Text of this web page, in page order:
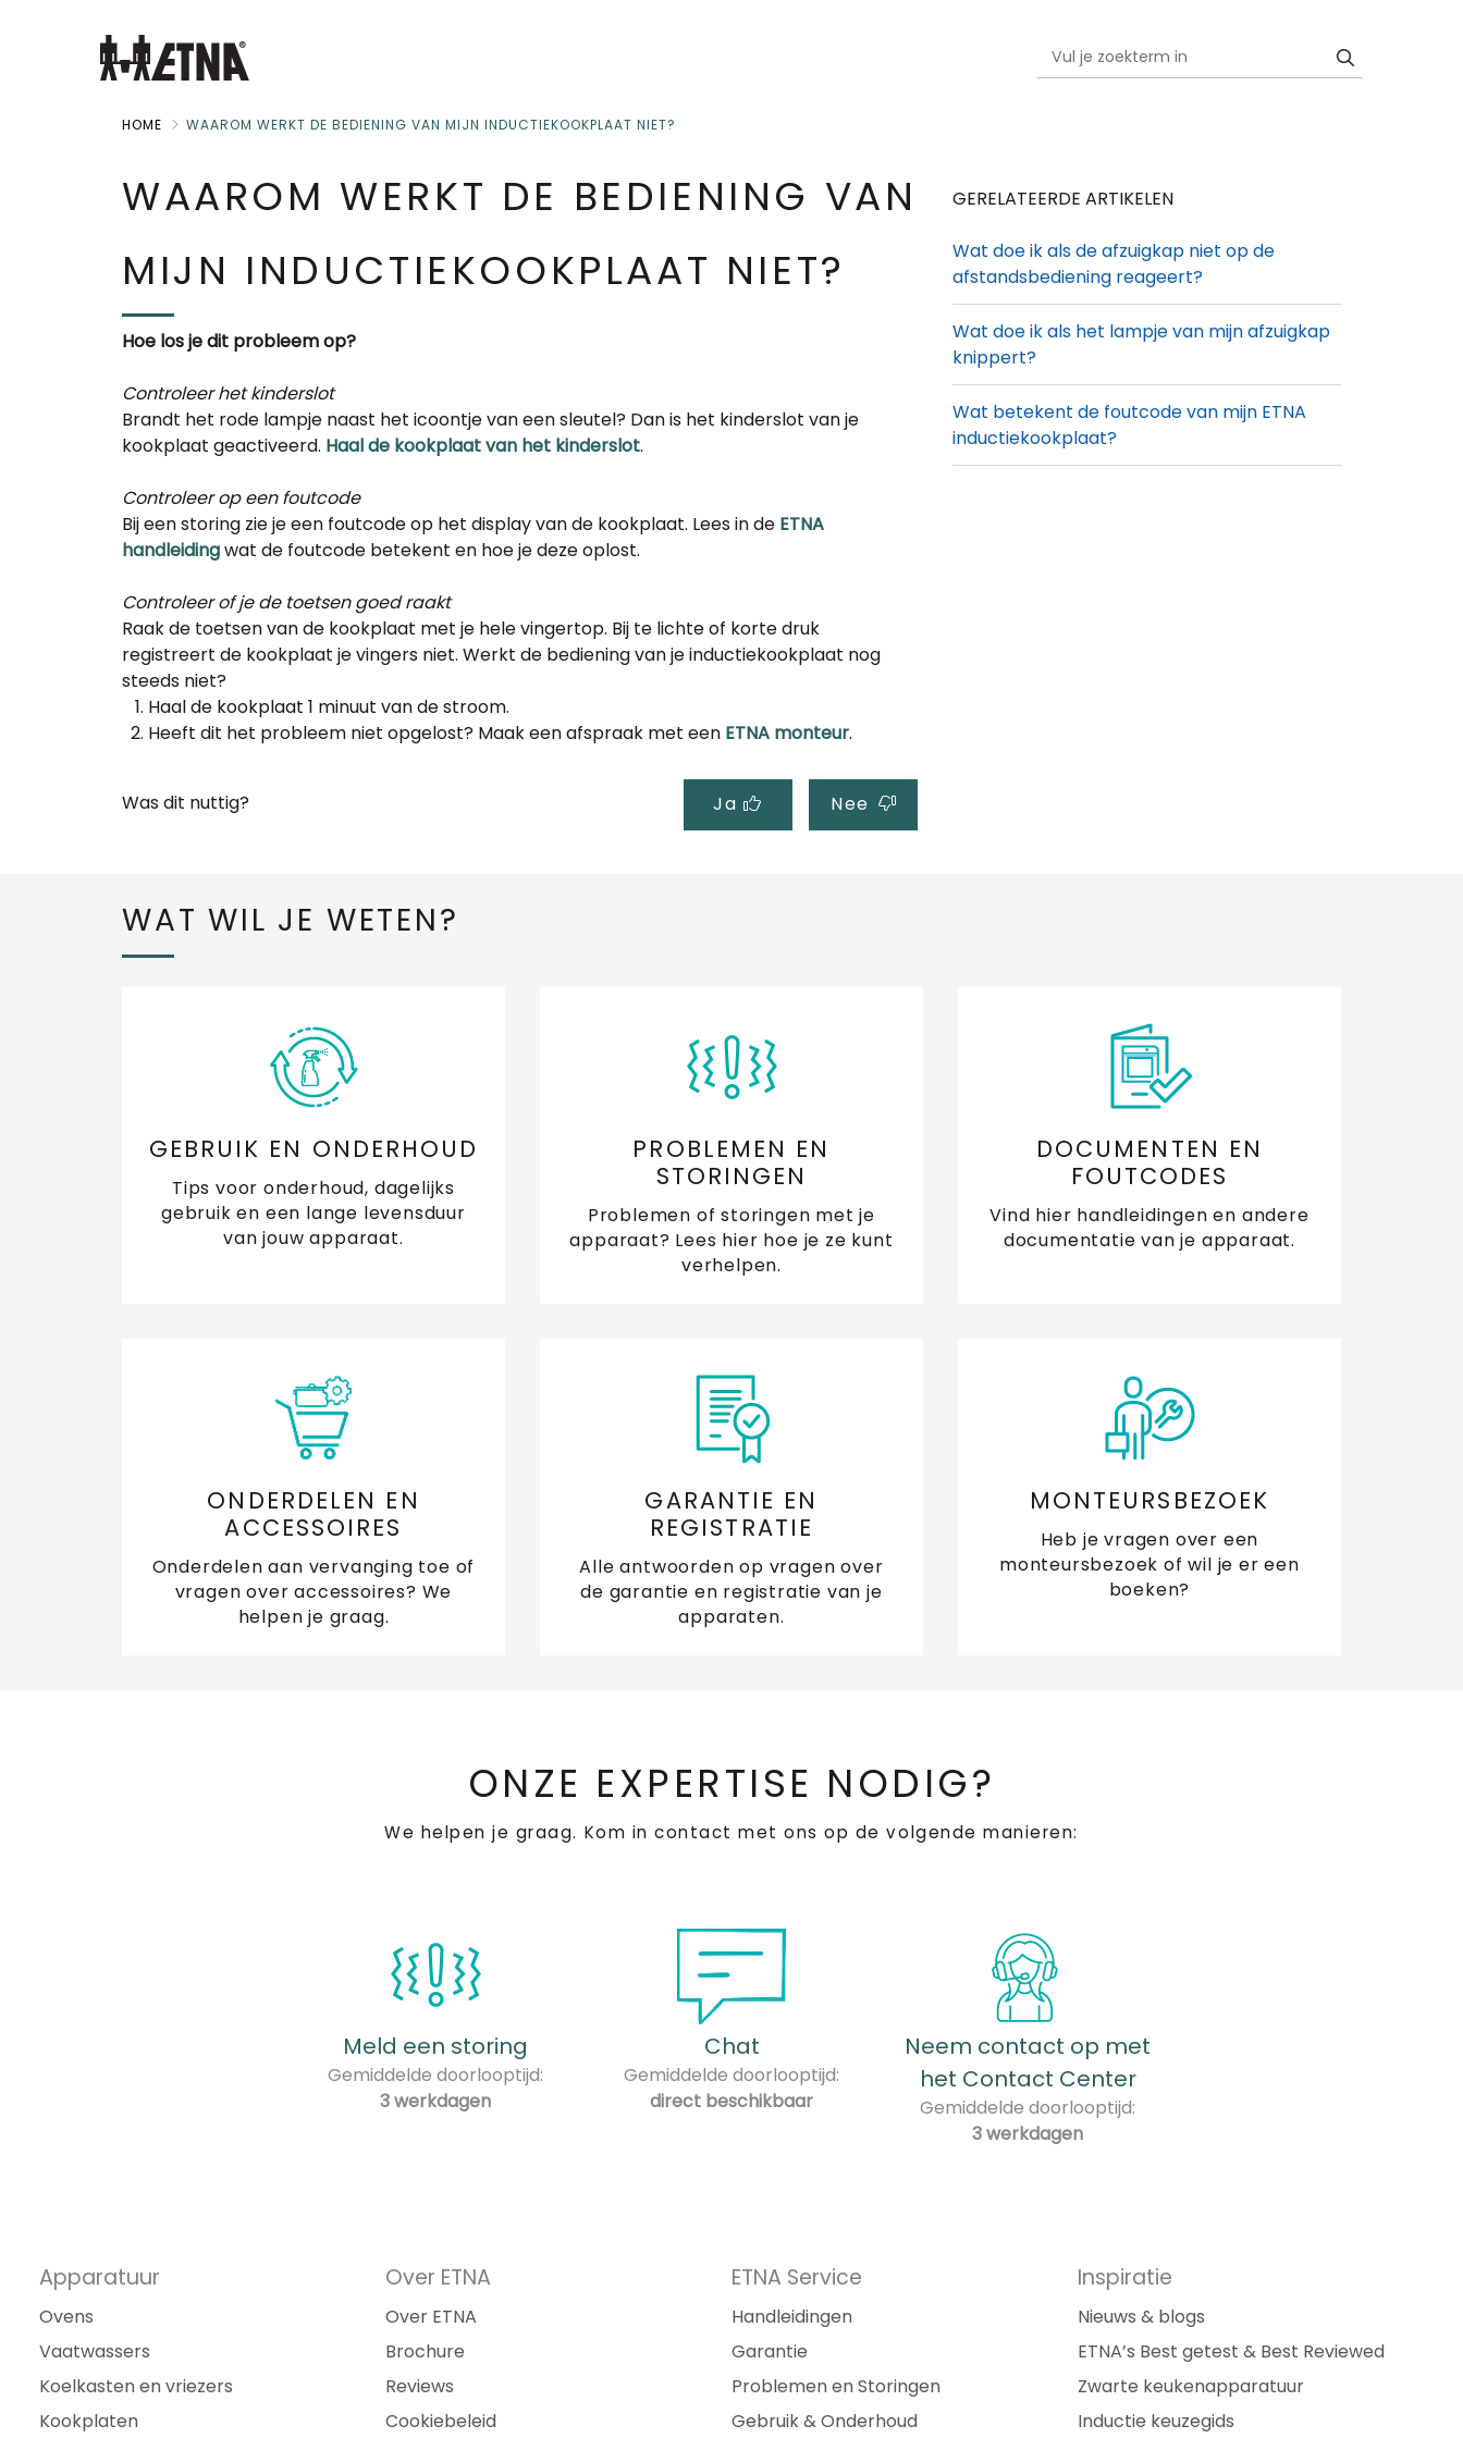
HOME WAAROM WERKT DE BEDIENING VAN MIJN INDUCTIEKOOKPLAAT NIET?
WAAROM WERKT DE BEDIENING VAN
MIJN INDUCTIEKOOKPLAAT NIET?
Hoe los je dit probleem op?
Controleer het kinderslot
Brandt het rode lampje naast het icoontje van een sleutel? Dan is het kinderslot van je
kookplaat geactiveerd. Haal de kookplaat van het kinderslot.
Controleer op een foutcode
Bij een storing zie je een foutcode op het display van de kookplaat. Lees in de ETNA
handleidingwat de foutcode betekent en hoe je deze oplost.
Controleer of je de toetsen goed raakt
Raak de toetsen van de kookplaat met je hele vingertop. Bij te lichte of korte druk
registreert de kookplaat je vingers niet. Werkt de bediening van je inductiekookplaat nog
steeds niet?
Haal de kookplaat 1 minuut van de stroom.
Heeft dit het probleem niet opgelost? Maak een afspraak met een ETNA monteur.
Was dit nuttig? Ja Nee
GERELATEERDE ARTIKELEN
Wat doe ik als de afzuigkap niet op de
afstandsbediening reageert?
Wat doe ik als het lampje van mijn afzuigkap
knippert?
Wat betekent de foutcode van mijn ETNA
inductiekookplaat?
WAT WIL JE WETEN?
GEBRUIK EN ONDERHOUD
Tips voor onderhoud, dagelijks
gebruik en een lange levensduur
van jouw apparaat.
PROBLEMEN EN
STORINGEN
Problemen of storingen met je
apparaat? Lees hier hoe je ze kunt
verhelpen.
DOCUMENTEN EN
FOUTCODES
Vind hier handleidingen en andere
documentatie van je apparaat.
ONDERDELEN EN
ACCESSOIRES
Onderdelen aan vervanging toe of
vragen over accessoires? We
helpen je graag.
GARANTIE EN
REGISTRATIE
Alle antwoorden op vragen over
de garantie en registratie van je
apparaten.
MONTEURSBEZOEK
Heb je vragen over een
monteursbezoek of wil je er een
boeken?
ONZE EXPERTISE NODIG?
We helpen je graag. Kom in contact met ons op de volgende manieren:
Meld een storing
Gemiddelde doorlooptijd:
3 werkdagen
Chat
Gemiddelde doorlooptijd:
direct beschikbaar
Neem contact op met
het Contact Center
Gemiddelde doorlooptijd:
3 werkdagen
Apparatuur
Ovens
Vaatwassers
Koelkasten en vriezers
Kookplaten
Over ETNA
Over ETNA
Brochure
Reviews
Cookiebeleid
ETNA Service
Handleidingen
Garantie
Problemen en Storingen
Gebruik & Onderhoud
Inspiratie
Nieuws & blogs
ETNA’s Best getest & Best Reviewed
Zwarte keukenapparatuur
Inductie keuzegids